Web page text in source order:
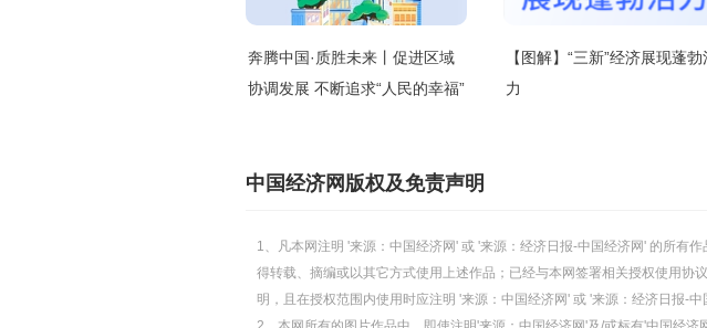
奔腾中国·质胜未来丨促进区域
协调发展 不断追求“人民的幸福”
【图解】“三新”经济展现蓬勃
力
中国经济网版权及免责声明
1、凡本网注明 '来源：中国经济网' 或 '来源：经济日报-中国经济网' 的所有
得转载、摘编或以其它方式使用上述作品；已经与本网签署相关授权使用
明，且在授权范围内使用时应注明 '来源：中国经济网' 或 '来源：经济日报-